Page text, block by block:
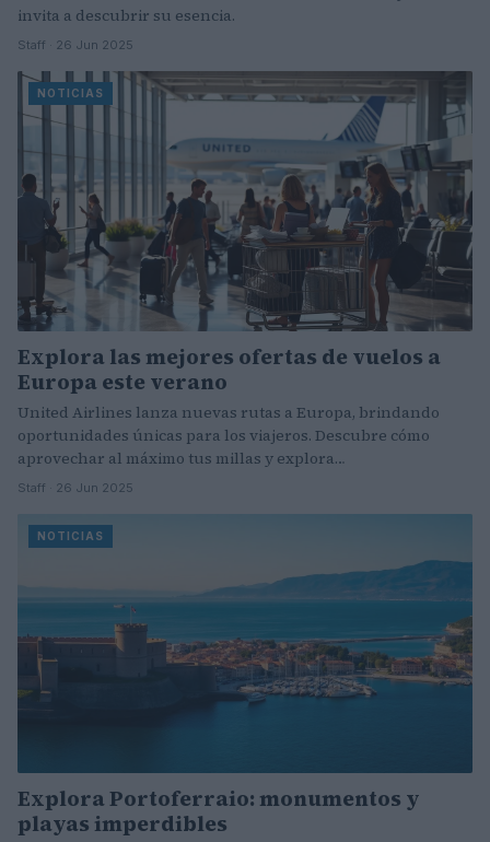
invita a descubrir su esencia.
Staff · 26 Jun 2025
NOTICIAS
Explora las mejores ofertas de vuelos a
Europa este verano
United Airlines lanza nuevas rutas a Europa, brindando
oportunidades únicas para los viajeros. Descubre cómo
aprovechar al máximo tus millas y explora…
Staff · 26 Jun 2025
NOTICIAS
Explora Portoferraio: monumentos y
playas imperdibles